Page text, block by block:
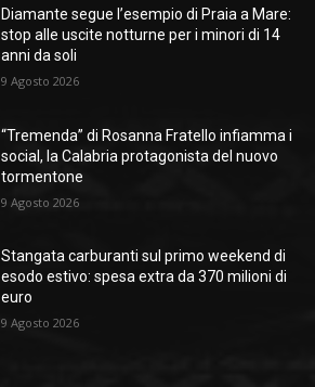
Diamante segue l’esempio di Praia a Mare:
stop alle uscite notturne per i minori di 14
anni da soli
9 Agosto 2026
“Tremenda” di Rosanna Fratello infiamma i
social, la Calabria protagonista del nuovo
tormentone
9 Agosto 2026
Stangata carburanti sul primo weekend di
esodo estivo: spesa extra da 370 milioni di
euro
9 Agosto 2026